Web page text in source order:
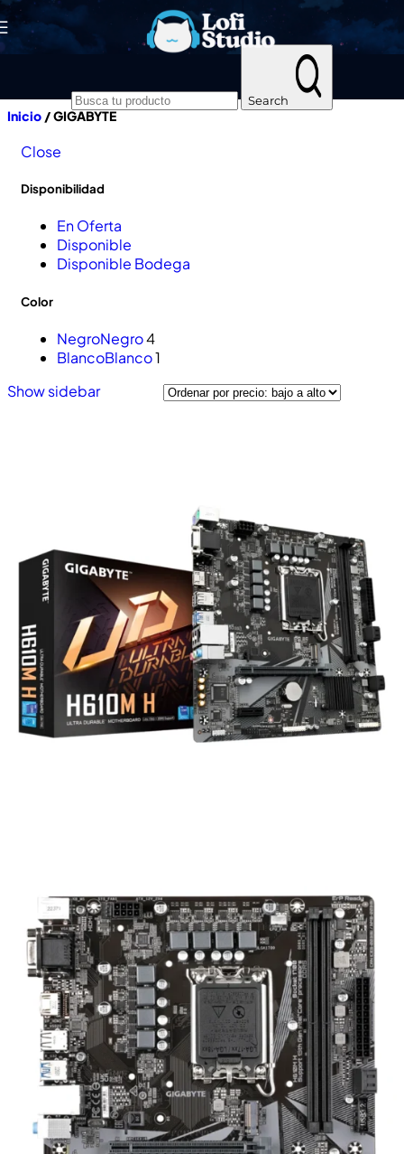
Skip to navigation Skip to main content
Search
Inicio /GIGABYTE
Close
Disponibilidad
En Oferta
Disponible
Disponible Bodega
Color
NegroNegro4
BlancoBlanco1
Show sidebar